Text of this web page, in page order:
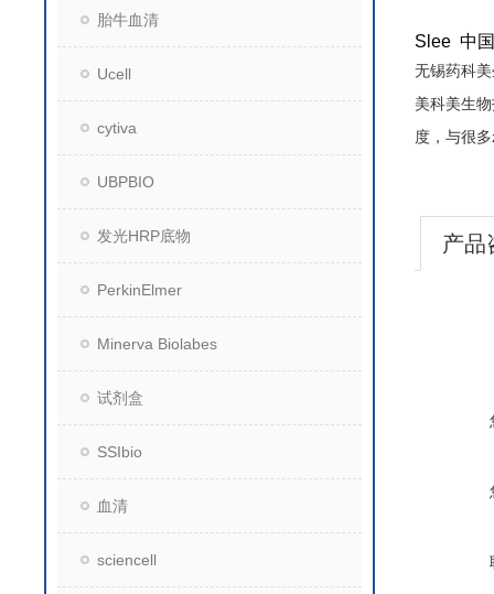
胎牛血清
Ucell
cytiva
UBPBIO
发光HRP底物
PerkinElmer
Minerva Biolabes
试剂盒
SSIbio
血清
sciencell
Slee 中
无锡药科
美科美生
度，与很
产品